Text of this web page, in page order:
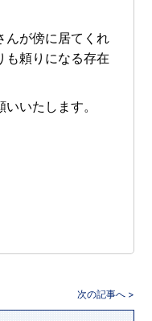
んが傍に居てくれ
も頼りになる存在
いたします。
次の記事へ >